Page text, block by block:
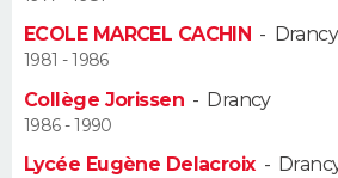
Alimentation
Guide de la santé
Maladies
Médicaments
Sommeil
VOYAGE
Destinations
City break
Voyage nature
Voyage de noces
Forum
Climat
+
PHOTO
GUIDES D'ACHAT
ECOLE MARCEL CACHIN - Drancy
1981 - 1986
Collège Jorissen - Drancy
1986 - 1990
Lycée Eugène Delacroix-